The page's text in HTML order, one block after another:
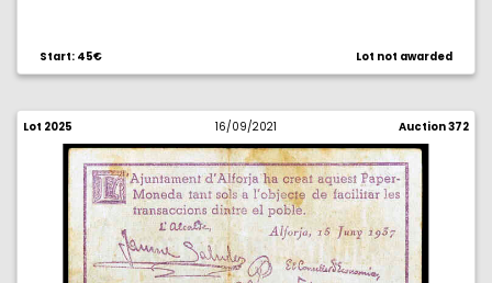
Start: 45€ Lot not awarded
Lot 2025 16/09/2021 Auction 372